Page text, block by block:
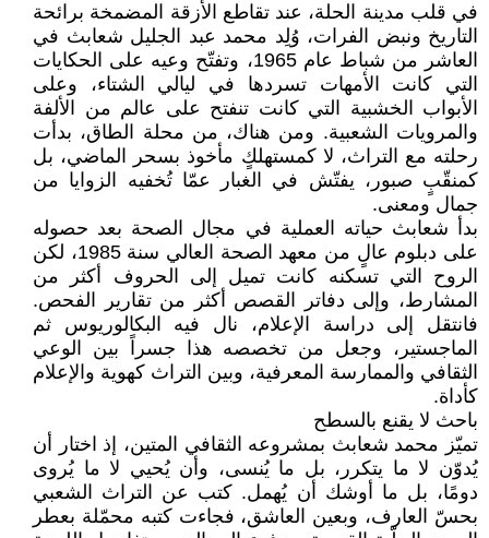
في قلب مدينة الحلة، عند تقاطع الأزقة المضمخة برائحة
التاريخ ونبض الفرات، وُلِد محمد عبد الجليل شعابث في
العاشر من شباط عام 1965، وتفتّح وعيه على الحكايات
التي كانت الأمهات تسردها في ليالي الشتاء، وعلى
الأبواب الخشبية التي كانت تنفتح على عالم من الألفة
والمرويات الشعبية. ومن هناك، من محلة الطاق، بدأت
رحلته مع التراث، لا كمستهلكٍ مأخوذ بسحر الماضي، بل
كمنقّبٍ صبور، يفتّش في الغبار عمّا تُخفيه الزوايا من
جمال ومعنى.
بدأ شعابث حياته العملية في مجال الصحة بعد حصوله
على دبلوم عالٍ من معهد الصحة العالي سنة 1985، لكن
الروح التي تسكنه كانت تميل إلى الحروف أكثر من
المشارط، وإلى دفاتر القصص أكثر من تقارير الفحص.
فانتقل إلى دراسة الإعلام، نال فيه البكالوريوس ثم
الماجستير، وجعل من تخصصه هذا جسراً بين الوعي
الثقافي والممارسة المعرفية، وبين التراث كهوية والإعلام
كأداة.
باحث لا يقنع بالسطح
تميّز محمد شعابث بمشروعه الثقافي المتين، إذ اختار أن
يُدوّن لا ما يتكرر، بل ما يُنسى، وأن يُحيي لا ما يُروى
دومًا، بل ما أوشك أن يُهمل. كتب عن التراث الشعبي
بحسّ العارف، وبعين العاشق، فجاءت كتبه محمّلة بعطر